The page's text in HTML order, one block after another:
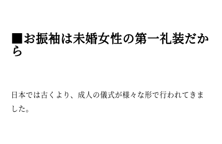
■お振袖は未婚女性の第一礼装だか
ら
日本では古くより、成人の儀式が様々な形で行われてきま
した。